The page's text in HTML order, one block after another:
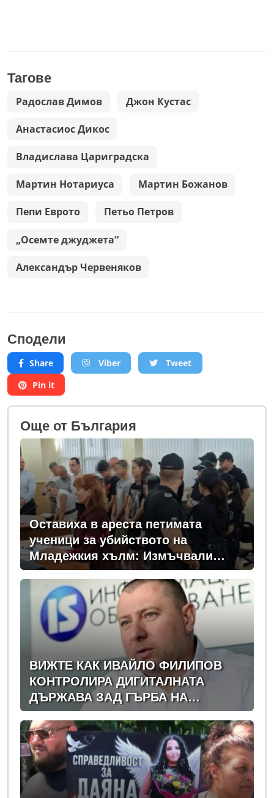
Тагове
Радослав Димов Джон Кустас
Анастасиос Дикос
Владислава Цариградска
Мартин Нотариуса Мартин Божанов
Пепи Еврото Петьо Петров
„Осемте джуджета“
Александър Червеняков
Сподели
Share Viber
Tweet
Pin it
Oще от България
Оставиха в ареста петимата
ученици за убийството на
Младежкия хълм: Измъчвали
Георги час, гаврили се с него и го
обрали
ВИЖТЕ КАК ИВАЙЛО ФИЛИПОВ
КОНТРОЛИРА ДИГИТАЛНАТА
ДЪРЖАВА ЗАД ГЪРБА НА
ПРАВИТЕЛСТВОТО?
(РАЗСЛЕДВАНЕ)